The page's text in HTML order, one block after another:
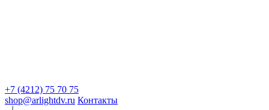
+7 (4212) 75 70 75
shop@arlightdv.ru Контакты